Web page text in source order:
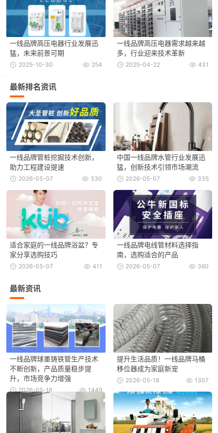
一线品牌高压电器行业发展迅
猛，未来前景可期
254
2025-10-30
一线品牌高压电器需求越来越
多，行业迎来技术革新
431
2025-04-22
最新排名资讯
一线品牌管桩挖掘技术创新，
助力工程建设提速
330
2026-05-07
中国一线品牌水管行业发展迅
猛，创新技术引领市场潮流
335
2026-05-07
适合家庭的一线品牌浴盆？专
家分享选购技巧
411
2026-05-07
一线品牌电线管材料选择指
南，选购适合的产品
360
2026-05-07
最新资讯
一线品牌球墨铸铁管生产技术
不断创新，产品质量稳步提
升，市场竞争力增强
1449
2026-05-18
提升生活品质！一线品牌马桶
移位器成为家庭新宠
1307
2026-05-18